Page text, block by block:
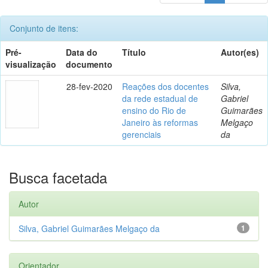
Conjunto de itens:
Pré-
visualização
Data do
documento
Título Autor(es)
28-fev-2020
Reações dos docentes
da rede estadual de
ensino do Rio de
Janeiro às reformas
gerenciais
Silva,
Gabriel
Guimarães
Melgaço
da
Busca facetada
Autor
1
Silva, Gabriel Guimarães Melgaço da
Orientador